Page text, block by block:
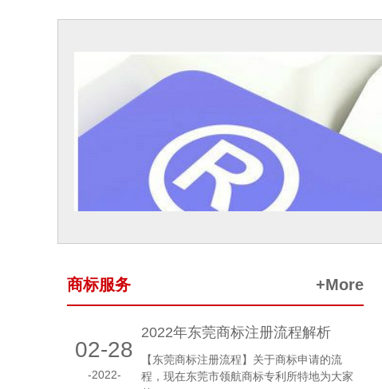
商标服务 +More
02-28
-2022-
2022年东莞商标注册流程解析
【东莞商标注册流程】关于商标申请的流
程，现在东莞市领航商标专利所特地为大家